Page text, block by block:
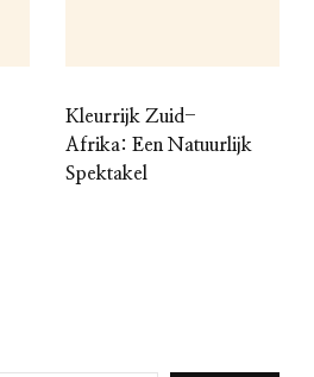
Kleurrijk Zuid-
Afrika: Een Natuurlijk
Spektakel